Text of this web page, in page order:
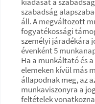
szabadság
áll. A megváltozott
fogyatékossági
személyi járadékára
évenként 5
Ha a munkáltató és
elemeken kívül más
állapodnak meg, az
munkaviszonyra a
feltételek